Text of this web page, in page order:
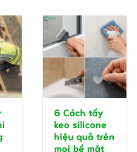
6 Cách tẩy
keo silicone
hiệu quả trên
mọi bề mặt